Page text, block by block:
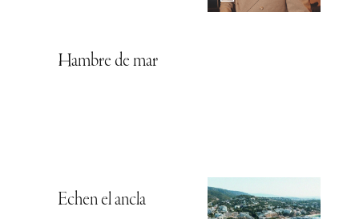
Hambre de mar
Echen el ancla